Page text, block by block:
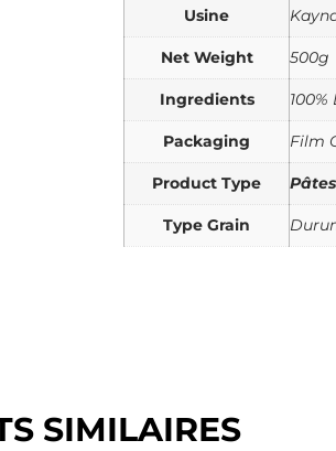
Usine
Net Weight 500g
Ingredients
Packaging Film
Product Type Pâtes
Type Grain
SIMILAIRES